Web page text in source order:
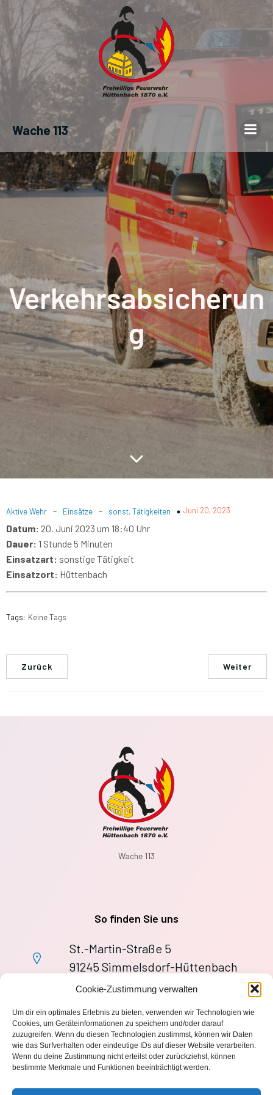
Cookie-Zustimmung verwalten
Um dir ein optimales Erlebnis zu bieten, verwenden wir Technologien wie
Cookies, um Geräteinformationen zu speichern und/oder darauf
zuzugreifen. Wenn du diesen Technologien zustimmst, können wir Daten
wie das Surfverhalten oder eindeutige IDs auf dieser Website verarbeiten.
Wenn du deine Zustimmung nicht erteilst oder zurückziehst, können
bestimmte Merkmale und Funktionen beeinträchtigt werden.
Wache 113
Verkehrsabsicherun
g
Aktive Wehr - Einsätze - sonst. Tätigkeiten Juni 20, 2023
Datum: 20. Juni 2023 um 18:40 Uhr
Dauer: 1 Stunde 5 Minuten
Einsatzart: sonstige Tätigkeit
Einsatzort: Hüttenbach
Tags: Keine Tags
Zurück Weiter
Wache 113
So finden Sie uns
St.-Martin-Straße 5
91245 Simmelsdorf-Hüttenbach
+49 9155 9279727
wache113@ff-huettenbach.de